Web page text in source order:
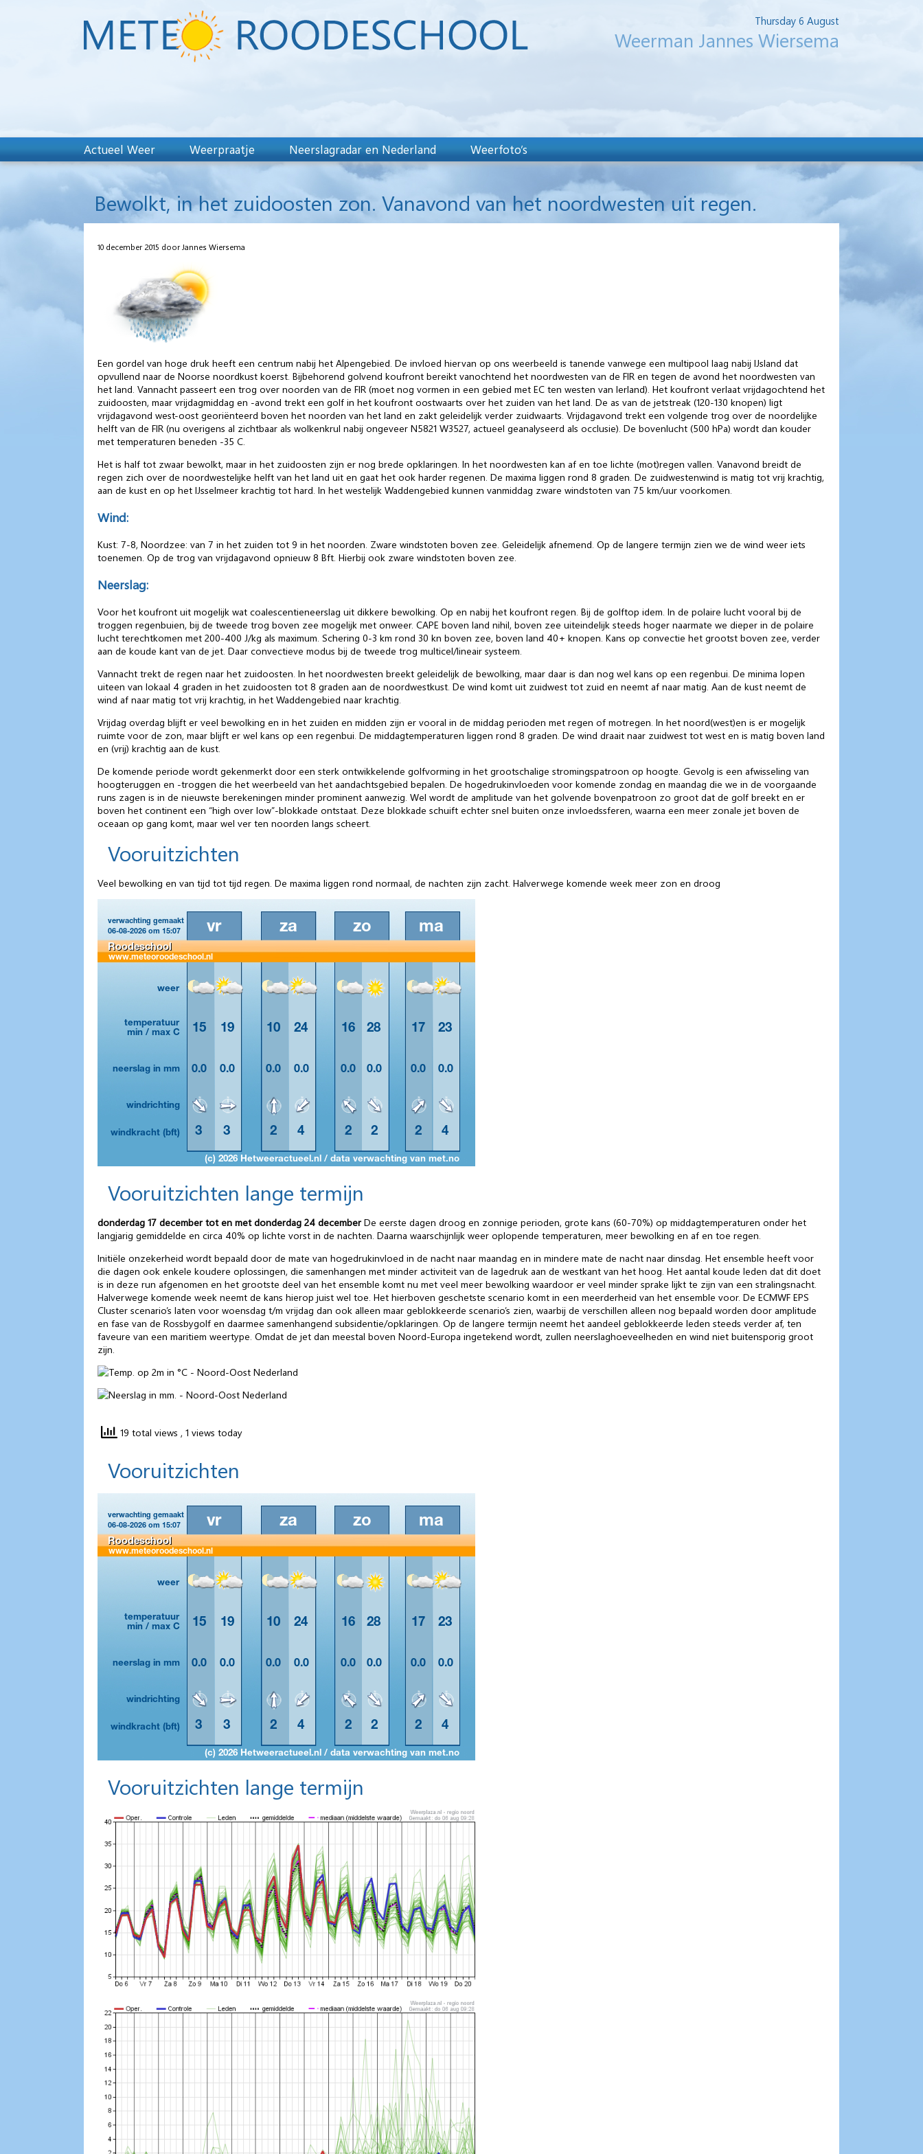
Thursday 6 August
Weerman Jannes Wiersema
Actueel Weer Weerpraatje Neerslagradar en Nederland Weerfoto’s
Bewolkt, in het zuidoosten zon. Vanavond van het noordwesten uit regen.
10 december 2015 door Jannes Wiersema
Een gordel van hoge druk heeft een centrum nabij het Alpengebied. De invloed hiervan op ons weerbeeld is tanende vanwege een multipool laag nabij IJsland dat
opvullend naar de Noorse noordkust koerst. Bijbehorend golvend koufront bereikt vanochtend het noordwesten van de FIR en tegen de avond het noordwesten van
het land. Vannacht passeert een trog over noorden van de FIR (moet nog vormen in een gebied met EC ten westen van Ierland). Het koufront verlaat vrijdagochtend het
zuidoosten, maar vrijdagmiddag en -avond trekt een golf in het koufront oostwaarts over het zuiden van het land. De as van de jetstreak (120-130 knopen) ligt
vrijdagavond west-oost georiënteerd boven het noorden van het land en zakt geleidelijk verder zuidwaarts. Vrijdagavond trekt een volgende trog over de noordelijke
helft van de FIR (nu overigens al zichtbaar als wolkenkrul nabij ongeveer N5821 W3527, actueel geanalyseerd als occlusie). De bovenlucht (500 hPa) wordt dan kouder
met temperaturen beneden -35 C.
Het is half tot zwaar bewolkt, maar in het zuidoosten zijn er nog brede opklaringen. In het noordwesten kan af en toe lichte (mot)regen vallen. Vanavond breidt de
regen zich over de noordwestelijke helft van het land uit en gaat het ook harder regenen. De maxima liggen rond 8 graden. De zuidwestenwind is matig tot vrij krachtig,
aan de kust en op het IJsselmeer krachtig tot hard. In het westelijk Waddengebied kunnen vanmiddag zware windstoten van 75 km/uur voorkomen.
Wind:
Kust: 7-8, Noordzee: van 7 in het zuiden tot 9 in het noorden. Zware windstoten boven zee. Geleidelijk afnemend. Op de langere termijn zien we de wind weer iets
toenemen. Op de trog van vrijdagavond opnieuw 8 Bft. Hierbij ook zware windstoten boven zee.
Neerslag:
Voor het koufront uit mogelijk wat coalescentieneerslag uit dikkere bewolking. Op en nabij het koufront regen. Bij de golftop idem. In de polaire lucht vooral bij de
troggen regenbuien, bij de tweede trog boven zee mogelijk met onweer. CAPE boven land nihil, boven zee uiteindelijk steeds hoger naarmate we dieper in de polaire
lucht terechtkomen met 200-400 J/kg als maximum. Schering 0-3 km rond 30 kn boven zee, boven land 40+ knopen. Kans op convectie het grootst boven zee, verder
aan de koude kant van de jet. Daar convectieve modus bij de tweede trog multicel/lineair systeem.
Vannacht trekt de regen naar het zuidoosten. In het noordwesten breekt geleidelijk de bewolking, maar daar is dan nog wel kans op een regenbui. De minima lopen
uiteen van lokaal 4 graden in het zuidoosten tot 8 graden aan de noordwestkust. De wind komt uit zuidwest tot zuid en neemt af naar matig. Aan de kust neemt de
wind af naar matig tot vrij krachtig, in het Waddengebied naar krachtig.
Vrijdag overdag blijft er veel bewolking en in het zuiden en midden zijn er vooral in de middag perioden met regen of motregen. In het noord(west)en is er mogelijk
ruimte voor de zon, maar blijft er wel kans op een regenbui. De middagtemperaturen liggen rond 8 graden. De wind draait naar zuidwest tot west en is matig boven land
en (vrij) krachtig aan de kust.
De komende periode wordt gekenmerkt door een sterk ontwikkelende golfvorming in het grootschalige stromingspatroon op hoogte. Gevolg is een afwisseling van
hoogteruggen en -troggen die het weerbeeld van het aandachtsgebied bepalen. De hogedrukinvloeden voor komende zondag en maandag die we in de voorgaande
runs zagen is in de nieuwste berekeningen minder prominent aanwezig. Wel wordt de amplitude van het golvende bovenpatroon zo groot dat de golf breekt en er
boven het continent een “high over low”-blokkade ontstaat. Deze blokkade schuift echter snel buiten onze invloedssferen, waarna een meer zonale jet boven de
oceaan op gang komt, maar wel ver ten noorden langs scheert.
Vooruitzichten
Veel bewolking en van tijd tot tijd regen. De maxima liggen rond normaal, de nachten zijn zacht. Halverwege komende week meer zon en droog
Vooruitzichten lange termijn
donderdag 17 december tot en met donderdag 24 december De eerste dagen droog en zonnige perioden, grote kans (60-70%) op middagtemperaturen onder het
langjarig gemiddelde en circa 40% op lichte vorst in de nachten. Daarna waarschijnlijk weer oplopende temperaturen, meer bewolking en af en toe regen.
Initiële onzekerheid wordt bepaald door de mate van hogedrukinvloed in de nacht naar maandag en in mindere mate de nacht naar dinsdag. Het ensemble heeft voor
die dagen ook enkele koudere oplossingen, die samenhangen met minder activiteit van de lagedruk aan de westkant van het hoog. Het aantal koude leden dat dit doet
is in deze run afgenomen en het grootste deel van het ensemble komt nu met veel meer bewolking waardoor er veel minder sprake lijkt te zijn van een stralingsnacht.
Halverwege komende week neemt de kans hierop juist wel toe. Het hierboven geschetste scenario komt in een meerderheid van het ensemble voor. De ECMWF EPS
Cluster scenario’s laten voor woensdag t/m vrijdag dan ook alleen maar geblokkeerde scenario’s zien, waarbij de verschillen alleen nog bepaald worden door amplitude
en fase van de Rossbygolf en daarmee samenhangend subsidentie/opklaringen. Op de langere termijn neemt het aandeel geblokkeerde leden steeds verder af, ten
faveure van een maritiem weertype. Omdat de jet dan meestal boven Noord-Europa ingetekend wordt, zullen neerslaghoeveelheden en wind niet buitensporig groot
zijn.
19 total views , 1 views today
Vooruitzichten
Vooruitzichten lange termijn